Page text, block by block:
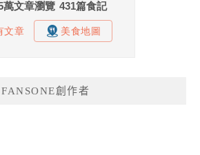
FANSONE創作者